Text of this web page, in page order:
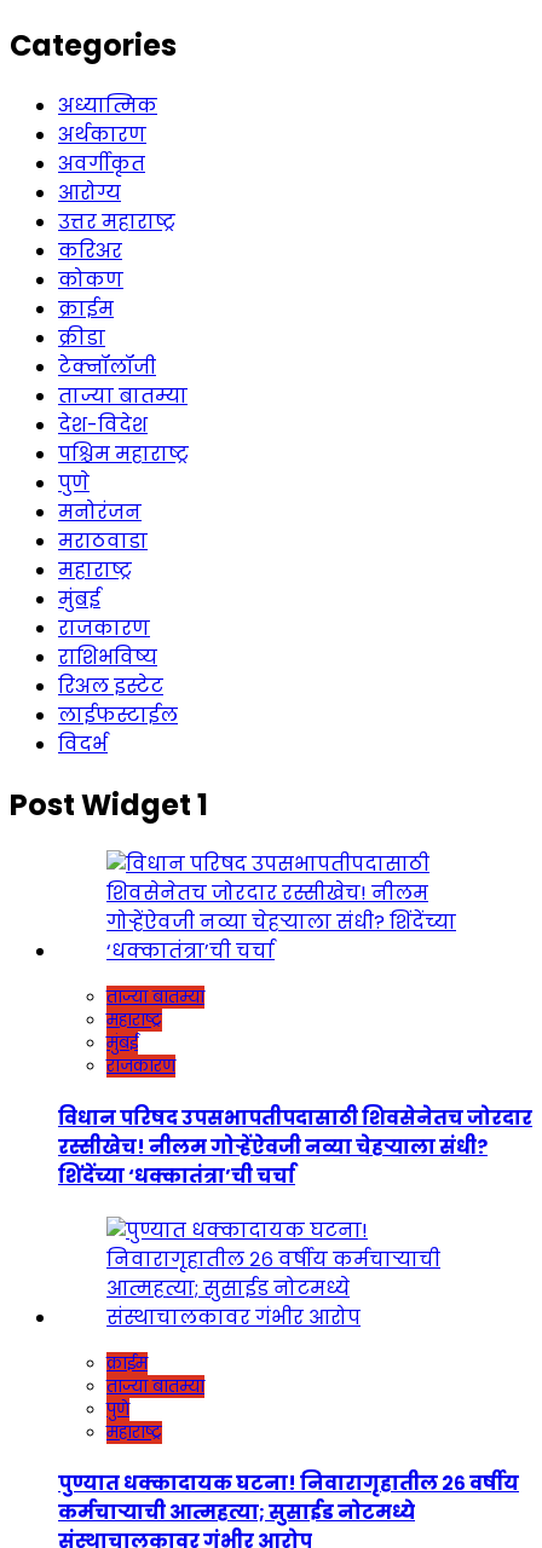
Categories
अध्यात्मिक
अर्थकारण
अवर्गीकृत
आरोग्य
उत्तर महाराष्ट्र
करिअर
कोकण
क्राईम
क्रीडा
टेक्नॉलॉजी
ताज्या बातम्या
देश-विदेश
पश्चिम महाराष्ट्र
पुणे
मनोरंजन
मराठवाडा
महाराष्ट्र
मुंबई
राजकारण
राशिभविष्य
रिअल इस्टेट
लाईफस्टाईल
विदर्भ
Post Widget 1
ताज्या बातम्या
महाराष्ट्र
मुंबई
राजकारण
विधान परिषद उपसभापतीपदासाठी शिवसेनेतच जोरदार
रस्सीखेच! नीलम गोऱ्हेंऐवजी नव्या चेहऱ्याला संधी?
शिंदेंच्या ‘धक्कातंत्रा’ची चर्चा
क्राईम
ताज्या बातम्या
पुणे
महाराष्ट्र
पुण्यात धक्कादायक घटना! निवारागृहातील २६ वर्षीय
कर्मचाऱ्याची आत्महत्या; सुसाईड नोटमध्ये
संस्थाचालकावर गंभीर आरोप